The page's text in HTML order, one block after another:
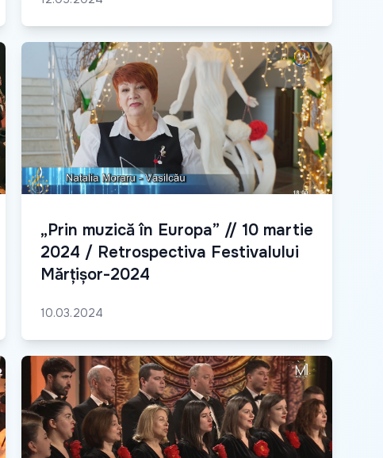
„Prin muzică în Europa” // 10 martie
2024 / Retrospectiva Festivalului
Mărțișor-2024
10.03.2024